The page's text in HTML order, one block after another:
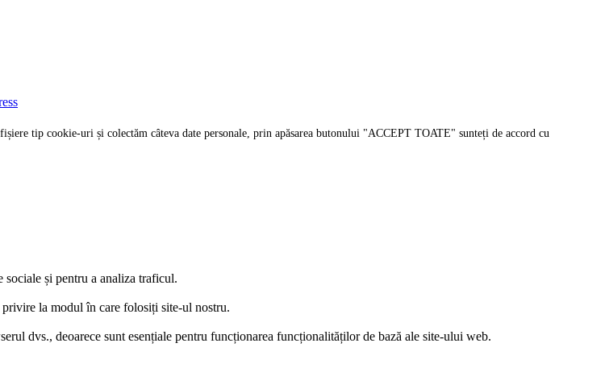
tip cookie-uri și colectăm câteva date personale, prin apăsarea butonului "ACCEPT TOATE" sunteți de accord cu
și pentru a analiza traficul.
la modul în care folosiți site-ul nostru.
dvs., deoarece sunt esențiale pentru funcționarea funcționalităților de bază ale site-ului web.